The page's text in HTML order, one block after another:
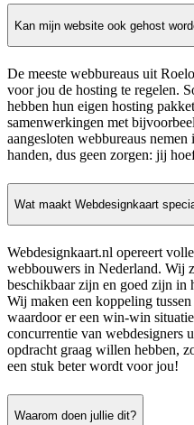
Kan mijn website ook gehost
De meeste webbureaus uit
voor jou de hosting te regelen.
hebben hun eigen hosting
samenwerkingen met
aangesloten webbureaus
handen, dus geen zorgen: jij
Wat maakt Webdesignkaart
Webdesignkaart.nl opereert
webbouwers in Nederland. Wij
beschikbaar zijn en goed zijn in
Wij maken een koppeling
waardoor er een win-win
concurrentie van webdesigners
opdracht graag willen hebben,
een stuk beter wordt voor jou!
Waarom doen jullie dit?